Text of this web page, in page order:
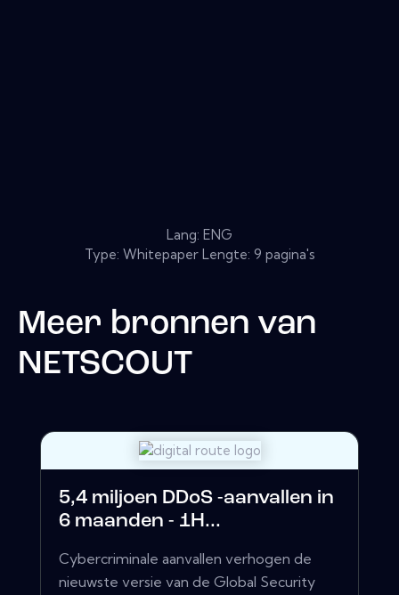
Lang: ENG
Type: Whitepaper Lengte: 9 pagina's
Meer bronnen van
NETSCOUT
5,4 miljoen DDoS -aanvallen in
6 maanden - 1H...
Cybercriminale aanvallen verhogen de
nieuwste versie van de Global Security